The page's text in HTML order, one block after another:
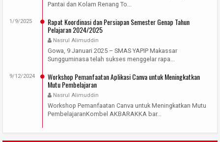
Pantai dan Kolam Renang To...
Rapat Koordinasi dan Persiapan Semester Genap Tahun
Pelajaran 2024/2025
Nasrul Alimuddin
1/9/2025
Gowa, 9 Januari 2025 – SMAS YAPIP Makassar
Sungguminasa telah sukses menggelar rapa...
Workshop Pemanfaatan Aplikasi Canva untuk Meningkatkan
Mutu Pembelajaran
Nasrul Alimuddin
9/12/2024
Workshop Pemanfaatan Canva untuk Meningkatkan Mutu
PembelajaranKombel AKBARAKKA bar...